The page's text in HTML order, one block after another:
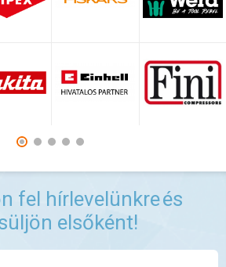
fel hírlevelünkreés
elsőként!